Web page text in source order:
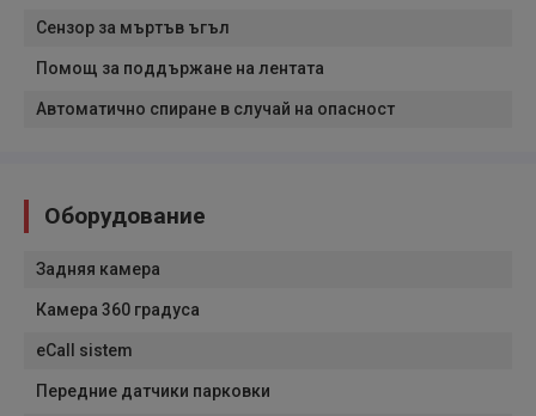
Сензор за мъртъв ъгъл
Помощ за поддържане на лентата
Автоматично спиране в случай на опасност
Оборудование
Задняя камера
Камера 360 градуса
eCall sistem
Передние датчики парковки